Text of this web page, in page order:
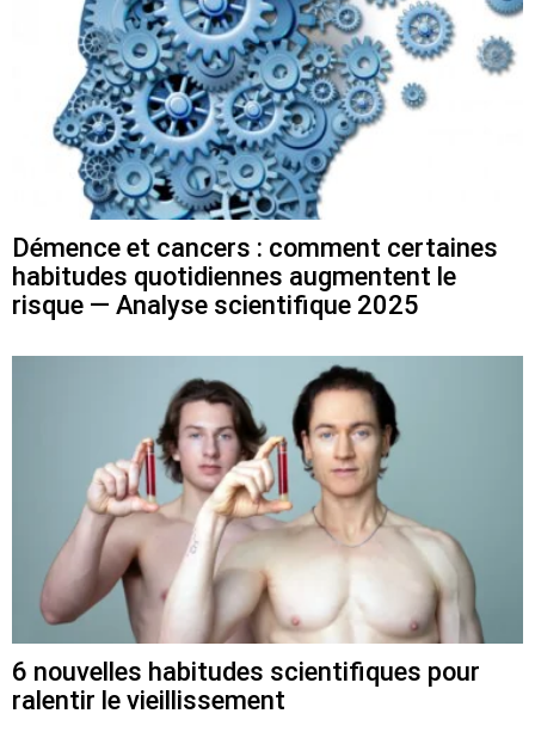
Démence et cancers : comment certaines
habitudes quotidiennes augmentent le
risque — Analyse scientifique 2025
6 nouvelles habitudes scientifiques pour
ralentir le vieillissement